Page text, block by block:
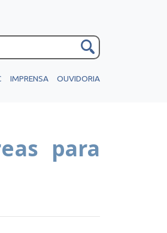
IMPRENSA OUVIDORIA
para